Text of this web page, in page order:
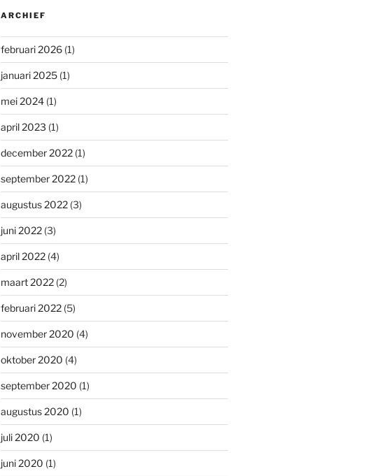
ARCHIEF
februari 2026(1)
januari 2025(1)
mei 2024(1)
april 2023 (1)
december 2022(1)
september 2022(1)
augustus 2022(3)
juni 2022(3)
april 2022(4)
maart 2022(2)
februari 2022(5)
november 2020 (4)
oktober 2020 (4)
september 2020 (1)
augustus 2020 (1)
juli 2020 (1)
juni 2020 (1)